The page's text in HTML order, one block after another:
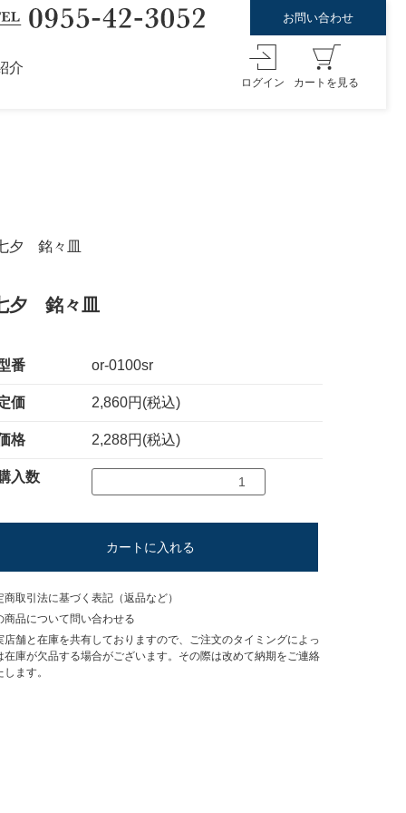
お問い合わせ
介
ログイン カートを見る
夕 銘々皿
夕 銘々皿
番 or-0100sr
価 2,860円(税込)
格 2,288円(税込)
入数
カートに入れる
商取引法に基づく表記（返品など）
商品について問い合わせる
舗と在庫を共有しておりますので、ご注文のタイミングによっ
在庫が欠品する場合がございます。その際は改めて納期をご連絡
します。